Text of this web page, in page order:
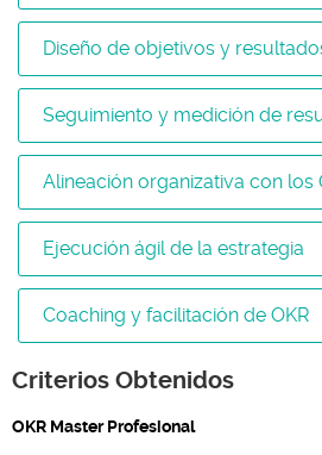
Diseño de objetivos y
Seguimiento y medición de
Alineación organizativa con los
Ejecución ágil de la estrategia
Coaching y facilitación de OKR
Criterios Obtenidos
OKR Master Profesional